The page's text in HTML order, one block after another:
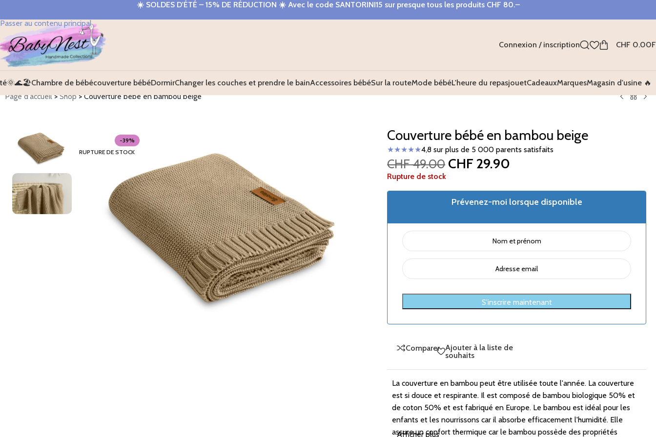
Passer au contenu principal
☀️ SOLDES D'ÉTÉ – 15% DE RÉDUCTION ☀️ Avec le code SANTORINI15 sur presque tous les produits CHF 80.–
Connexion / inscription CHF 0.00
Chambre de bébécouverture bébéDormirChanger les couches et prendre le bainAccessoires bébéSur la routeMode bébéL'heure du repasjouetCadeauxMarquesMagasin d'usine 🔥
Page d'accueil>Shop>Couverture bébé en bambou beige
-39%
RUPTURE DE STOCK
Couverture bébé en bambou beige
★★★★★4,8 sur plus de 5 000 parents satisfaits
CHF49.00 CHF 29.90
Rupture de stock
Prévenez-moi lorsque disponible
S'inscrire maintenant
Comparer
Ajouter à la liste de
souhaits
La couverture en bambou peut être utilisée toute l'année. La couverture
est si douce et respirante. Il est composé de bambou biologique 50% et
de coton 50% et est fabriqué en Europe. Le bambou est idéal pour les
enfants et les nourrissons car il absorbe efficacement l'humidité. Elle
assure un confort thermique car le bambou possède des propriétés
Afficher plus